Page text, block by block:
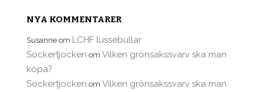
NYA KOMMENTARER
Susanne om LCHF lussebullar
Sockertjocken om Vilken grönsakssvarv ska man
köpa?
Sockertjocken om Vilken grönsakssvarv ska man